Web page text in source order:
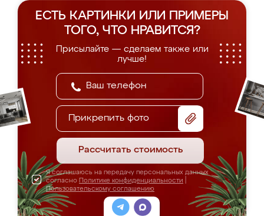
ЕСТЬ КАРТИНКИ ИЛИ ПРИМЕРЫ
ТОГО, ЧТО НРАВИТСЯ?
Присылайте — сделаем также или
лучше!
Прикрепить фото
Рассчитать стоимость
Я соглашаюсь на передачу персональных данных
согласно Политике конфиденциальности
Пользовательскому соглашению